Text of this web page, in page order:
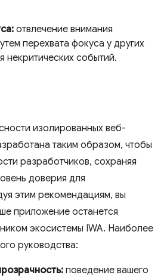
отвлечение внимания
перехвата фокуса у других
некритических событий.
изолированных веб-
таким образом, чтобы
разработчиков, сохраняя
доверия для
этим рекомендациям, вы
приложение останется
экосистемы IWA. Наиболее
руководства:
поведение вашего